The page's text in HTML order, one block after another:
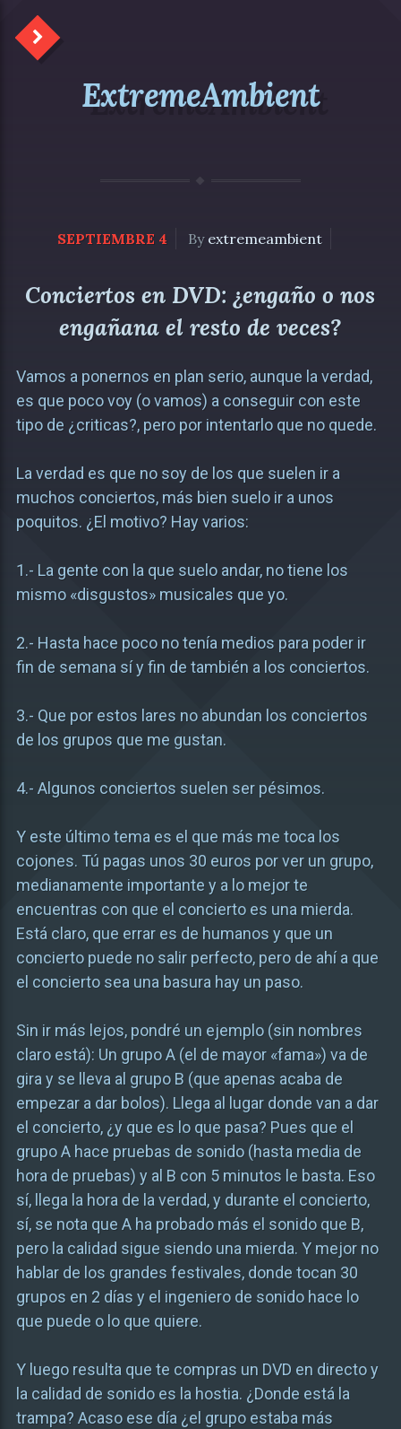
ExtremeAmbient
SEPTIEMBRE 4 By extremeambient
Conciertos en DVD: ¿engaño o nos
engañana el resto de veces?
Vamos a ponernos en plan serio, aunque la verdad,
es que poco voy (o vamos) a conseguir con este
tipo de ¿criticas?, pero por intentarlo que no quede.
La verdad es que no soy de los que suelen ir a
muchos conciertos, más bien suelo ir a unos
poquitos. ¿El motivo? Hay varios:
1.- La gente con la que suelo andar, no tiene los
mismo «disgustos» musicales que yo.
2.- Hasta hace poco no tenía medios para poder ir
fin de semana sí y fin de también a los conciertos.
3.- Que por estos lares no abundan los conciertos
de los grupos que me gustan.
4.- Algunos conciertos suelen ser pésimos.
Y este último tema es el que más me toca los
cojones. Tú pagas unos 30 euros por ver un grupo,
medianamente importante y a lo mejor te
encuentras con que el concierto es una mierda.
Está claro, que errar es de humanos y que un
concierto puede no salir perfecto, pero de ahí a que
el concierto sea una basura hay un paso.
Sin ir más lejos, pondré un ejemplo (sin nombres
claro está): Un grupo A (el de mayor «fama») va de
gira y se lleva al grupo B (que apenas acaba de
empezar a dar bolos). Llega al lugar donde van a dar
el concierto, ¿y que es lo que pasa? Pues que el
grupo A hace pruebas de sonido (hasta media de
hora de pruebas) y al B con 5 minutos le basta. Eso
sí, llega la hora de la verdad, y durante el concierto,
sí, se nota que A ha probado más el sonido que B,
pero la calidad sigue siendo una mierda. Y mejor no
hablar de los grandes festivales, donde tocan 30
grupos en 2 días y el ingeniero de sonido hace lo
que puede o lo que quiere.
Y luego resulta que te compras un DVD en directo y
la calidad de sonido es la hostia. ¿Donde está la
trampa? Acaso ese día ¿el grupo estaba más